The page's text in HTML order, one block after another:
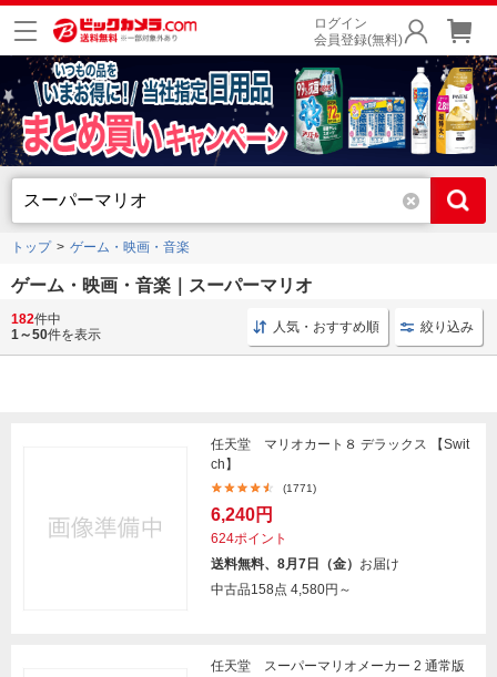
ログイン
会員登録(無料)
トップ ゲーム・映画・音楽
ゲーム・映画・音楽｜スーパーマリオ
ブルーレイ 洋画 コミックス 講談社 Switch ゲーム
182件中
1～50件を表示 人気・おすすめ順 絞り込み
任天堂 マリオカート８ デラックス 【Swit
ch】
(1771)
6,240円
624ポイント
送料無料、8月7日（金） お届け
中古品158点 4,580円～
任天堂 スーパーマリオメーカー 2 通常版